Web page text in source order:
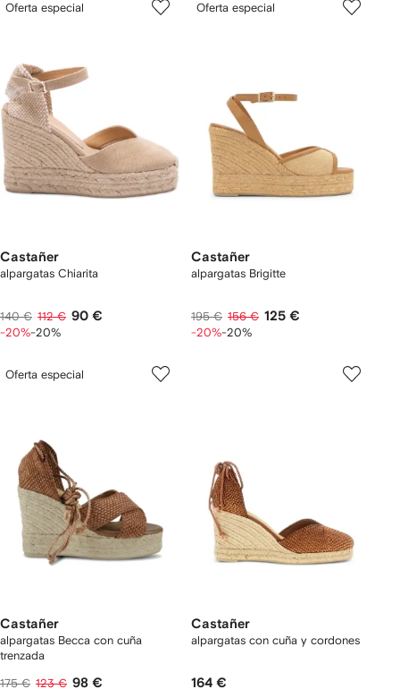
Oferta especial
Castañer
alpargatas Chiarita
140 € 112 € 90 €
-20%-20%
Oferta especial
Castañer
alpargatas Brigitte
195 € 156 € 125 €
-20%-20%
Oferta especial
Castañer
alpargatas Becca con cuña
trenzada
175 € 123 € 98 €
Castañer
alpargatas con cuña y cordones
164 €